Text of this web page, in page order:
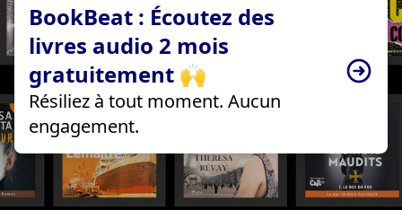
BookBeat : Écoutez des
livres audio 2 mois
gratuitement 🙌
Résiliez à tout moment. Aucun
engagement.